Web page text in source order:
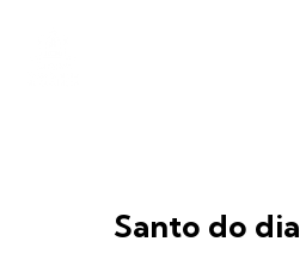
Santo do